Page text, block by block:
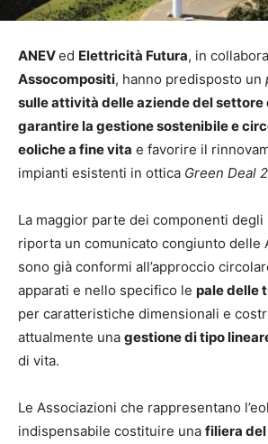
ANEVed Elettricità Futura, in
Assocompositi, hanno predisposto un
sulle attività delle aziende del settore
garantire la gestione sostenibile e
eoliche a fine vita e favorire il
impianti esistenti in ottica Green Deal
La maggior parte dei componenti
riporta un comunicato congiunto delle
sono già conformi all’approccio
apparati e nello specifico le pale delle
per caratteristiche dimensionali e
attualmente una gestione di tipo
di vita.
Le Associazioni che rappresentano
indispensabile costituire una filiera